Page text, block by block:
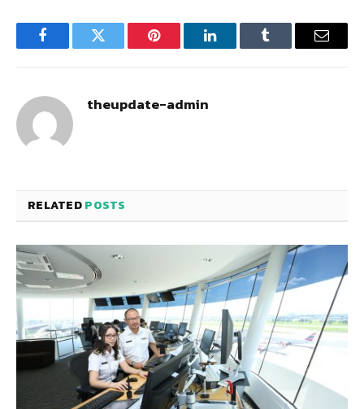
FacebookTwitter Pinterest LinkedInTumblr Email
theupdate-admin
RELATEDPOSTS